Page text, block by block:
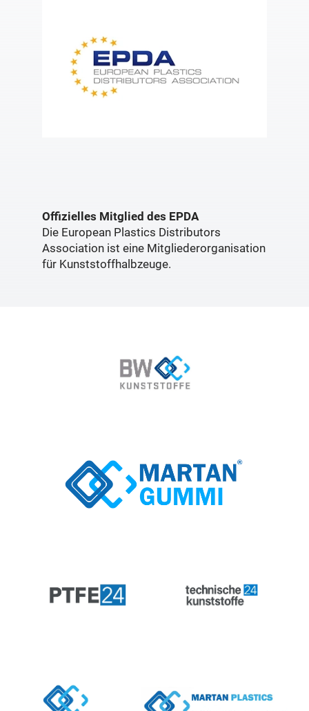
Offizielles Mitglied des EPDA
Die European Plastics Distributors
Association ist eine Mitgliederorganisation
für Kunststoffhalbzeuge.